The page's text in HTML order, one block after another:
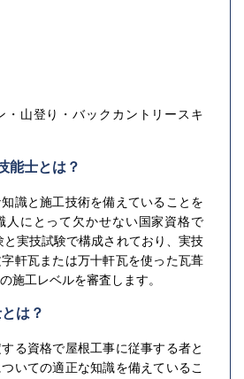
・山登り・バックカントリースキ
能士とは？
識と施工技術を備えていることを
人にとって欠かせない国家資格で
実技試験で構成されており、実技
軒瓦または万十軒瓦を使った瓦葺
施工レベルを審査します。
は？
る資格で屋根工事に従事する者と
いての適正な知識を備えているこ